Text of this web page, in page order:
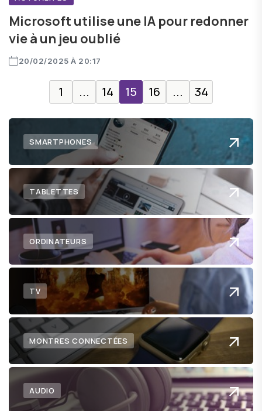
Microsoft utilise une IA pour redonner
vie à un jeu oublié
20/02/2025 À 20:17
1 ... 14 15 16 ... 34
SMARTPHONES
TABLETTES
ORDINATEURS
TV
MONTRES CONNECTÉES
AUDIO